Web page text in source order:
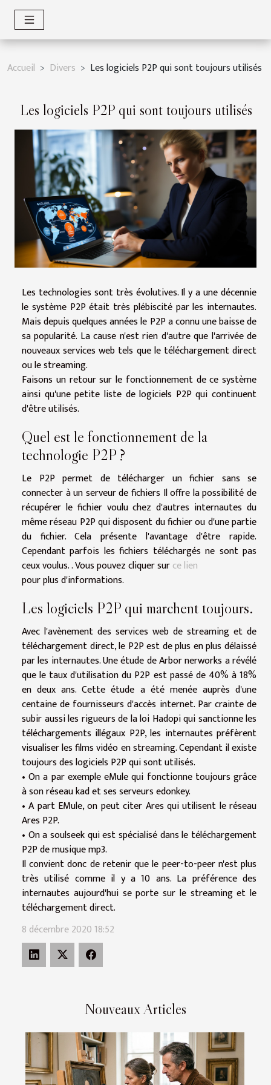
Accueil Divers Les logiciels P2P qui sont toujours utilisés
Les logiciels P2P qui sont toujours utilisés
Nouveaux Articles
Les technologies sont très évolutives. Il y a une décennie
le système P2P était très plébiscité par les internautes.
Mais depuis quelques années le P2P a connu une baisse de
sa popularité. La cause n'est rien d'autre que l'arrivée de
nouveaux services web tels que le téléchargement direct
ou le streaming.
Faisons un retour sur le fonctionnement de ce système
ainsi qu'une petite liste de logiciels P2P qui continuent
d'être utilisés.
Quel est le fonctionnement de la
technologie P2P ?
Le P2P permet de télécharger un fichier sans se
connecter à un serveur de fichiers Il offre la possibilité de
récupérer le fichier voulu chez d'autres internautes du
même réseau P2P qui disposent du fichier ou d'une partie
du fichier. Cela présente l'avantage d'être rapide.
Cependant parfois les fichiers téléchargés ne sont pas
ceux voulus. . Vous pouvez cliquer surce lien
pour plus d'informations.
Les logiciels P2P qui marchent toujours.
Avec l'avènement des services web de streaming et de
téléchargement direct, le P2P est de plus en plus délaissé
par les internautes. Une étude de Arbor nerworks a révélé
que le taux d'utilisation du P2P est passé de 40% à 18%
en deux ans. Cette étude a été menée auprès d'une
centaine de fournisseurs d'accès internet. Par crainte de
subir aussi les rigueurs de la loi Hadopi qui sanctionne les
téléchargements illégaux P2P, les internautes préfèrent
visualiser les films vidéo en streaming. Cependant il existe
toujours des logiciels P2P qui sont utilisés.
• On a par exemple eMule qui fonctionne toujours grâce
à son réseau kad et ses serveurs edonkey.
• A part EMule, on peut citer Ares qui utilisent le réseau
Ares P2P.
• On a soulseek qui est spécialisé dans le téléchargement
P2P de musique mp3.
Il convient donc de retenir que le peer-to-peer n'est plus
très utilisé comme il y a 10 ans. La préférence des
internautes aujourd'hui se porte sur le streaming et le
téléchargement direct.
8 décembre 2020 18:52